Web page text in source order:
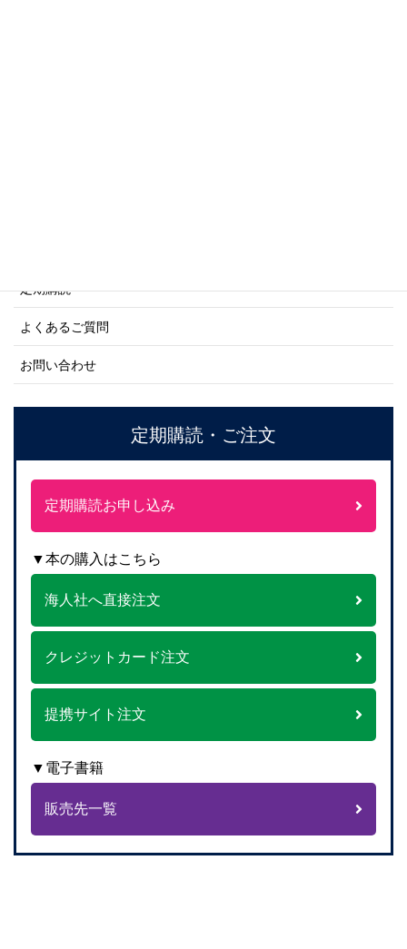
定期購読
よくあるご質問
お問い合わせ
定期購読・ご注文
定期購読お申し込み
▼本の購入はこちら
海人社へ直接注文
クレジットカード注文
提携サイト注文
▼電子書籍
販売先一覧